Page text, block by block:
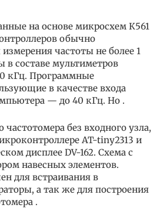
на основе микросхем К561
обычно
частоты не более 1
в составе мультиметров
кГц. Программные
в качестве входа
— до 40 кГц. Но .
частотомера без входного узла,
AT-tiny2313 и
дисплее DV-162. Схема с
навесных элементов.
для встраивания в
а так же для построения
.